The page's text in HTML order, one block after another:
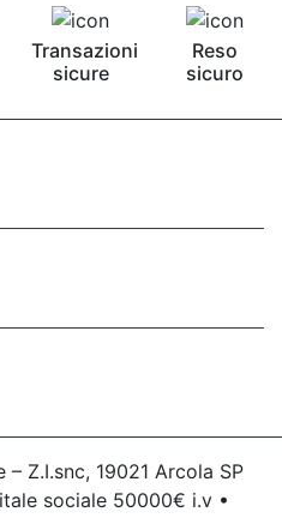
Transazioni
sicure
Reso
sicuro
Z.I.snc, 19021 Arcola SP
sociale 50000€ i.v •